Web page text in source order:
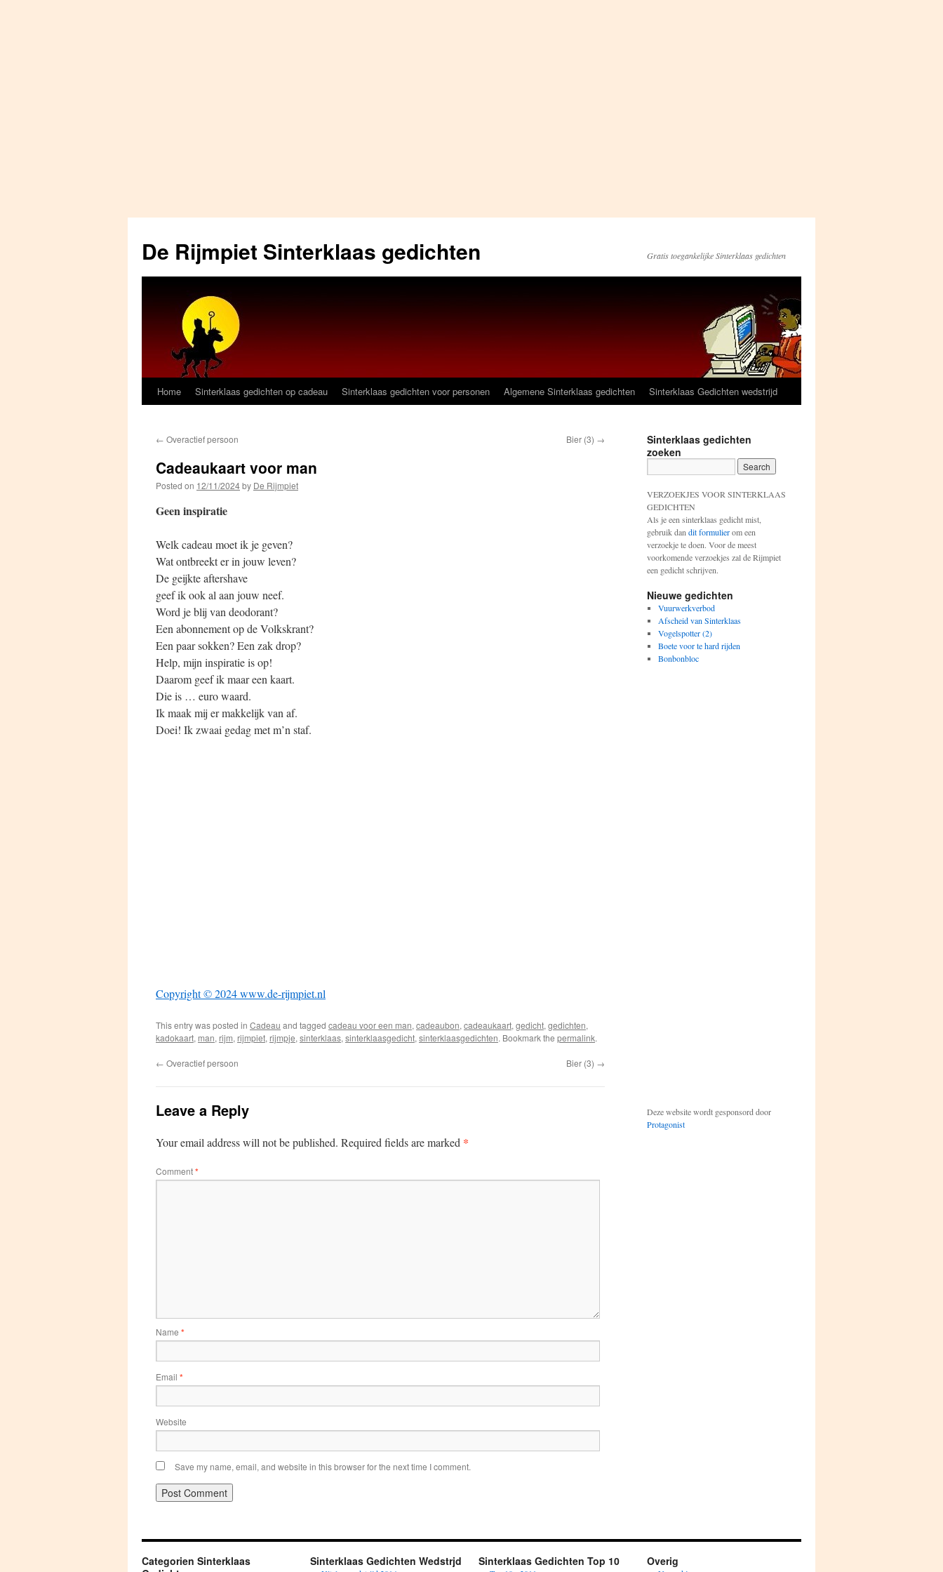
content
De Rijmpiet Sinterklaas gedichten Gratis toegankelijke Sinterklaas gedichten
Home Sinterklaas gedichten op cadeau Sinterklaas gedichten voor personen Algemene Sinterklaas gedichten Sinterklaas Gedichten wedstrijd
← Overactief persoon Bier (3) →
Cadeaukaart voor man
Posted on 12/11/2024by De Rijmpiet
Geen inspiratie
Welk cadeau moet ik je geven?
Wat ontbreekt er in jouw leven?
De geijkte aftershave
geef ik ook al aan jouw neef.
Word je blij van deodorant?
Een abonnement op de Volkskrant?
Een paar sokken? Een zak drop?
Help, mijn inspiratie is op!
Daarom geef ik maar een kaart.
Die is … euro waard.
Ik maak mij er makkelijk van af.
Doei! Ik zwaai gedag met m’n staf.
Copyright © 2024www.de-rijmpiet.nl
This entry was posted in Cadeau and tagged cadeau voor een man, cadeaubon, cadeaukaart, gedicht, gedichten,
kadokaart, man, rijm, rijmpiet, rijmpje, sinterklaas, sinterklaasgedicht, sinterklaasgedichten. Bookmark the permalink.
← Overactief persoon Bier (3) →
Leave a Reply
Your email address will not be published. Required fields are marked *
Comment*
Name *
Email *
Website
Save my name, email, and website in this browser for the next time I comment.
Sinterklaas gedichten
zoeken
VERZOEKJES VOOR SINTERKLAAS
GEDICHTEN
Als je een sinterklaas gedicht mist,
gebruik dan dit formulierom een
verzoekje te doen. Voor de meest
voorkomende verzoekjes zal de Rijmpiet
een gedicht schrijven.
Nieuwe gedichten
Vuurwerkverbod
Afscheid van Sinterklaas
Vogelspotter (2)
Boete voor te hard rijden
Bonbonbloc
Deze website wordt gesponsord door
Protagonist
Categorien Sinterklaas
Sinterklaas Gedichten Wedstrjd Sinterklaas Gedichten Top 10 Overig